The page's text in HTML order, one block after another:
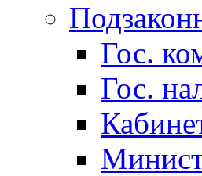
Гос.
Гос.